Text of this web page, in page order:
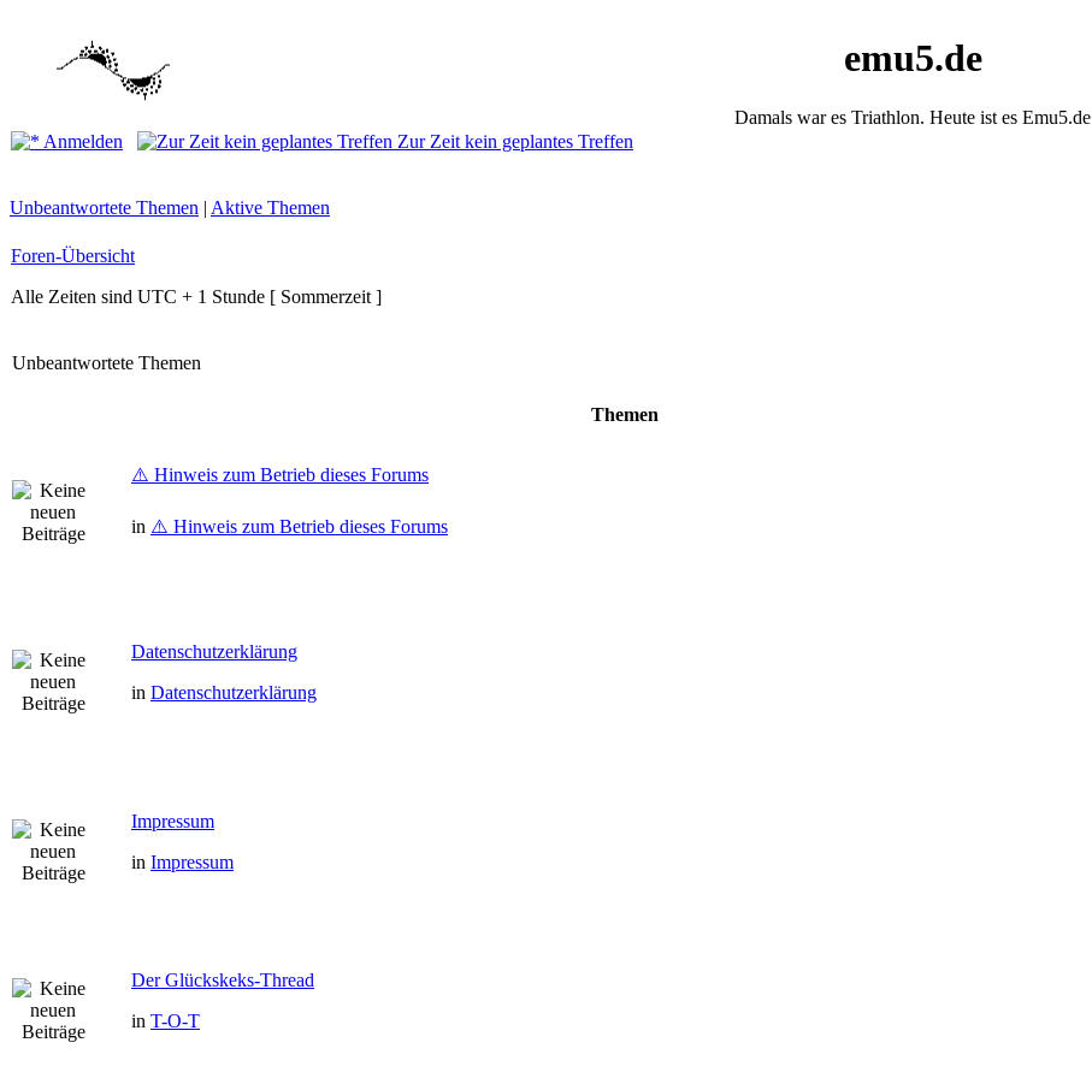
emu5.de
Damals war es Triathlon. Heute ist es Emu5.de
Anmelden
Zur Zeit kein geplantes Treffen
Unbeantwortete Themen | Aktive Themen
Foren-Übersicht
Alle Zeiten sind UTC + 1 Stunde [ Sommerzeit ]
Unbeantwortete Themen
Themen
⚠️ Hinweis zum Betrieb dieses Forums
in ⚠️ Hinweis zum Betrieb dieses Forums
Datenschutzerklärung
in Datenschutzerklärung
Impressum
in Impressum
Der Glückskeks-Thread
in T-O-T